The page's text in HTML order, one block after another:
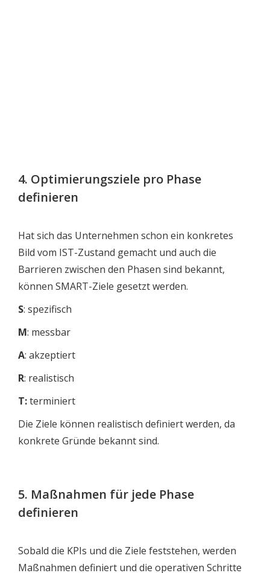
4. Optimierungsziele pro Phase
definieren
Hat sich das Unternehmen schon ein konkretes
Bild vom IST-Zustand gemacht und auch die
Barrieren zwischen den Phasen sind bekannt,
können SMART-Ziele gesetzt werden.
S: spezifisch
M: messbar
A: akzeptiert
R: realistisch
T:terminiert
Die Ziele können realistisch definiert werden, da
konkrete Gründe bekannt sind.
5. Maßnahmen für jede Phase
definieren
Sobald die KPIs und die Ziele feststehen, werden
Maßnahmen definiert und die operativen Schritte